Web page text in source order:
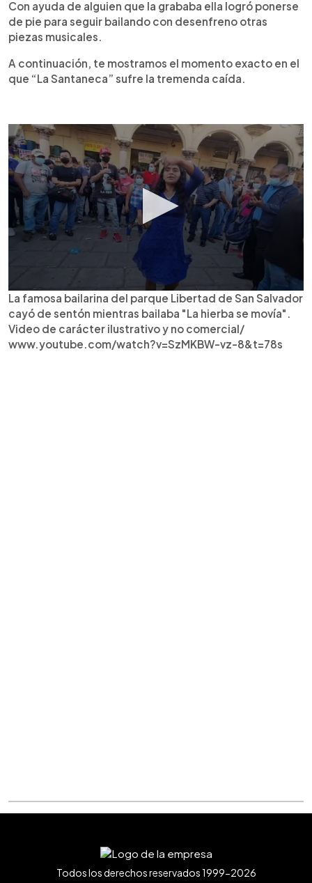
Con ayuda de alguien que la grababa ella logró ponerse
de pie para seguir bailando con desenfreno otras
piezas musicales.
A continuación, te mostramos el momento exacto en el
que “La Santaneca” sufre la tremenda caída.
La famosa bailarina del parque Libertad de San Salvador
cayó de sentón mientras bailaba "La hierba se movía".
Video de carácter ilustrativo y no comercial/
www.youtube.com/watch?v=SzMKBW-vz-8&t=78s
Todos los derechos reservados 1999-2026